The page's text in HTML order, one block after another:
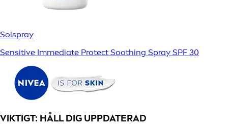
Solspray
Sensitive Immediate Protect Soothing Spray SPF 30
VIKTIGT: HÅLL DIG UPPDATERAD